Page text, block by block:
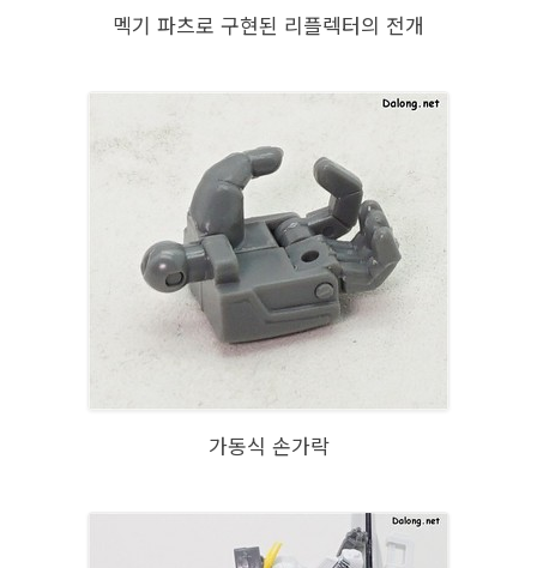
멕기 파츠로 구현된 리플렉터의 전개
가동식 손가락